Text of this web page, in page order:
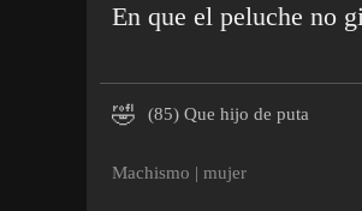
En que el peluche no
🤣 (85) Que hijo de puta
Machismo | mujer